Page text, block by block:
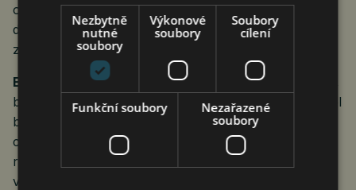
o správě informací o stavbě a vystavěném prostředí,
datový standard stavby nebo připravenost veřejných
zadavatelů na povinné využívání BIM od roku 2027.
Eva Kaiserová, ředitelka projektového odboru ČAS
během debaty vysvětlila, že BIM není pouze 3D model
budovy, ale především systém práce s daty během
celého životního cyklu stavby – od návrhu přes
realizaci až po správu budovy. Debata se proto
výrazněji soustředila také na správu dat, sdílení
Nezbytně
nutné
soubory
Výkonové
soubory
Soubory
cílení
Funkční soubory
Nezařazené
soubory